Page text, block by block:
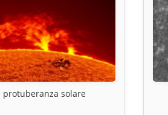
protuberanza solare